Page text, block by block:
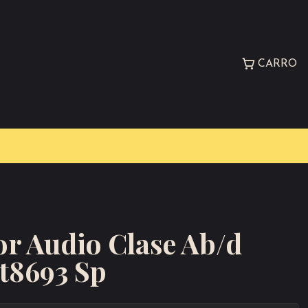
CARRO
Audio Clase Ab/d
Sp